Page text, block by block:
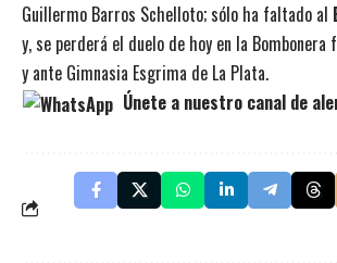
Guillermo Barros Schelloto; sólo ha faltado al
y, se perderá el duelo de hoy en la
y ante Gimnasia Esgrima de La Plata.
Únete a nuestro canal de